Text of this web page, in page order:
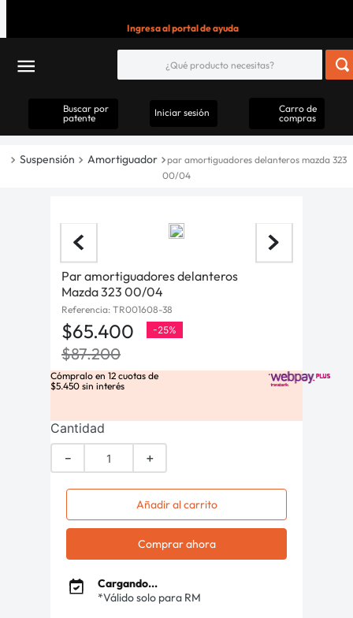
Ingresa al portal de ayuda
Buscar por
patente
Iniciar sesión
Carro de
compras
Suspensión Amortiguador
par amortiguadores delanteros mazda 323
00/04
Par amortiguadores delanteros
Mazda 323 00/04
Referencia: TR001608-38
$65.400 -25%
$87.200
Cómpralo en 12 cuotas de
$5.450 sin interés
Cantidad
＋
－
Añadir al carrito
Comprar ahora
Cargando...
*Válido solo para RM